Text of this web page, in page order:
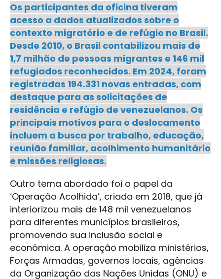
Os participantes da oficina tiveram
acesso a dados atualizados sobre o
contexto migratório e de refúgio no Brasil.
Desde 2010, o Brasil contabilizou mais de
1,7 milhão de pessoas migrantes e 146 mil
refugiados reconhecidos. Em 2024, foram
registradas 194.331 novas entradas, com
destaque para as solicitações de
residência e refúgio de venezuelanos. Os
principais motivos para o deslocamento
incluem a busca por trabalho, educação,
reunião familiar, acolhimento humanitário
e missões religiosas.
Outro tema abordado foi o papel da
‘Operação Acolhida’, criada em 2018, que já
interiorizou mais de 148 mil venezuelanos
para diferentes municípios brasileiros,
promovendo sua inclusão social e
econômica. A operação mobiliza ministérios,
Forças Armadas, governos locais, agências
da Organização das Nações Unidas (ONU) e